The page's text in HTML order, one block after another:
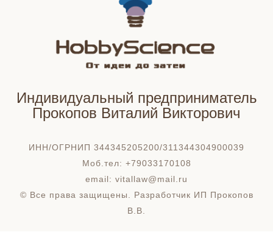
Индивидуальный предприниматель
Прокопов Виталий Викторович
ИНН/ОГРНИП 344345205200/311344304900039
Моб.тел: +79033170108
email: vitallaw@mail.ru
© Все права защищены. Разработчик ИП Прокопов
В.В.